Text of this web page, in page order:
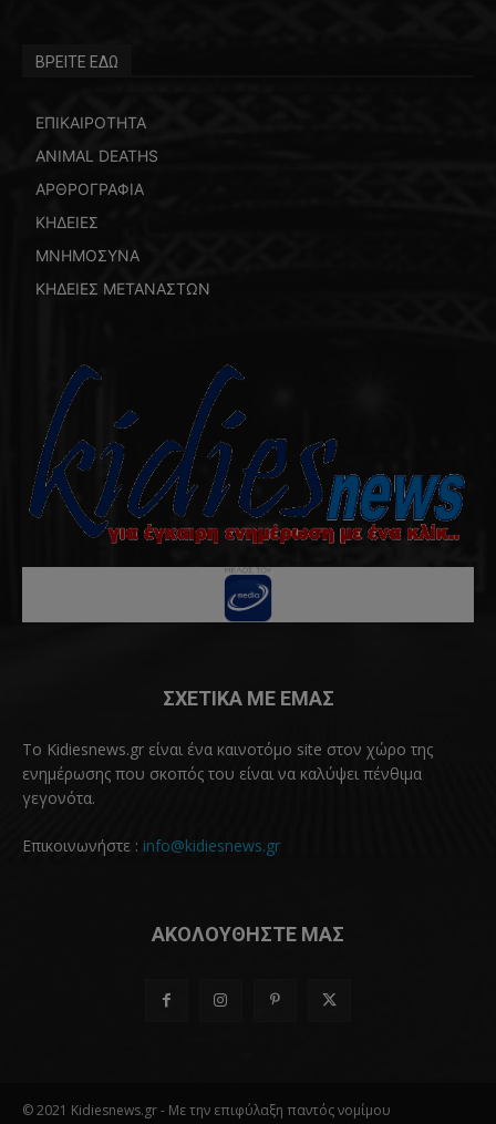
ΒΡΕΙΤΕ ΕΔΩ
ΕΠΙΚΑΙΡΟΤΗΤΑ
ANIMAL DEATHS
ΑΡΘΡΟΓΡΑΦΙΑ
ΚΗΔΕΙΕΣ
ΜΝΗΜΟΣΥΝΑ
ΚΗΔΕΙΕΣ ΜΕΤΑΝΑΣΤΩΝ
ΣΧΕΤΙΚΑ ΜΕ ΕΜΑΣ
Το Kidiesnews.gr είναι ένα καινοτόμο site στον χώρο της
ενημέρωσης που σκοπός του είναι να καλύψει πένθιμα
γεγονότα.
Επικοινωνήστε : info@kidiesnews.gr
ΑΚΟΛΟΥΘΗΣΤΕ ΜΑΣ
© 2021 Kidiesnews.gr - Με την επιφύλαξη παντός νομίμου